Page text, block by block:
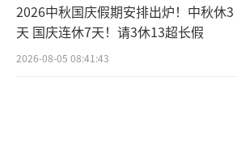
2026中秋国庆假期安排出炉！中秋休3
天 国庆连休7天！请3休13超长假
2026-08-05 08:41:43